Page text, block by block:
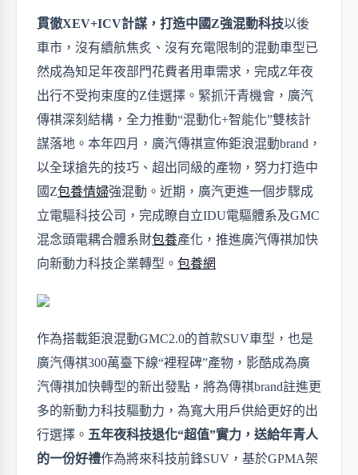
貫徹XEV+ICV計謀，打造中國Z強混動科技以後
車市，沒有續航焦炙、沒有充電限制的混動車型已
然成為知足年夜部門花費者用車需求，完成Z年夜
出行不受拘束度的Z佳選擇 。緊抓汗青機會，廣汽
傳祺深刻結構，全力推動“混動化+智能化”雙核計
謀落地 。本年四月，廣汽傳祺宣佈鉅浪混動brand，
以全球搶先的技巧、超出同級的產物，努力打造中
國Z包養情婦強混動。近期，廣汽更進一個步驟成
立電驅科技公司，完成瞭自立IDU電驅體系及GMC
混念頭電耦合體系財包養產化，推進廣汽傳祺加快
向新動力科技企業轉型。 包養網
作為搭載鉅浪混動GMC2.0的首款SUV車型，也是
廣汽傳祺300萬臺下線“裡程碑”產物，影酷成為廣
汽傳祺加快轉型的新出發點，將為傳祺brand註進更
多的新動力科技驅動力，為寬大用戶供給更好的出
行選擇。 五年夜科技退化“超值”實力， 送給年青人
的一份好禮作為將來科技前鋒SUV，基於GPMA架